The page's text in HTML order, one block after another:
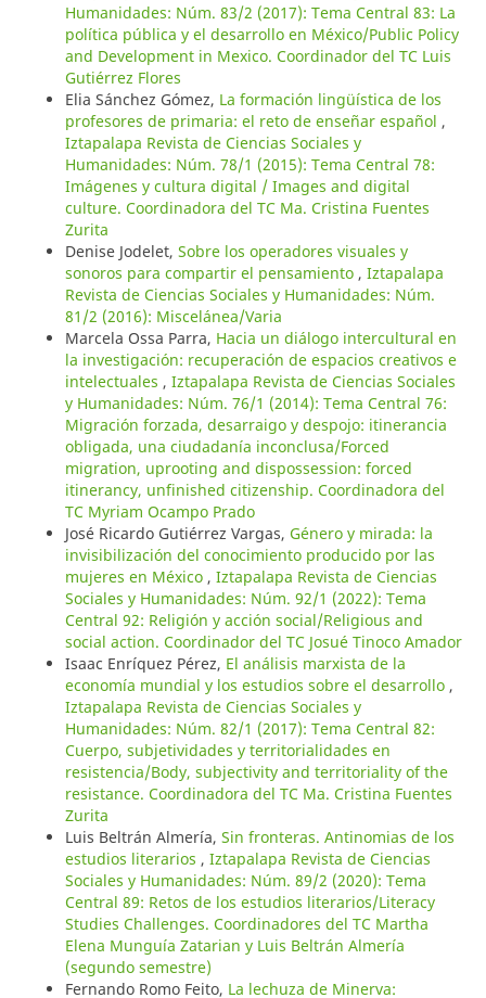
Humanidades: Núm. 83/2 (2017): Tema Central 83: La
política pública y el desarrollo en México/Public Policy
and Development in Mexico. Coordinador del TC Luis
Gutiérrez Flores
Elia Sánchez Gómez, La formación lingüística de los
profesores de primaria: el reto de enseñar español ,
Iztapalapa Revista de Ciencias Sociales y
Humanidades: Núm. 78/1 (2015): Tema Central 78:
Imágenes y cultura digital / Images and digital
culture. Coordinadora del TC Ma. Cristina Fuentes
Zurita
Denise Jodelet, Sobre los operadores visuales y
sonoros para compartir el pensamiento , Iztapalapa
Revista de Ciencias Sociales y Humanidades: Núm.
81/2 (2016): Miscelánea/Varia
Marcela Ossa Parra, Hacia un diálogo intercultural en
la investigación: recuperación de espacios creativos e
intelectuales , Iztapalapa Revista de Ciencias Sociales
y Humanidades: Núm. 76/1 (2014): Tema Central 76:
Migración forzada, desarraigo y despojo: itinerancia
obligada, una ciudadanía inconclusa/Forced
migration, uprooting and dispossession: forced
itinerancy, unfinished citizenship. Coordinadora del
TC Myriam Ocampo Prado
José Ricardo Gutiérrez Vargas, Género y mirada: la
invisibilización del conocimiento producido por las
mujeres en México , Iztapalapa Revista de Ciencias
Sociales y Humanidades: Núm. 92/1 (2022): Tema
Central 92: Religión y acción social/Religious and
social action. Coordinador del TC Josué Tinoco Amador
Isaac Enríquez Pérez, El análisis marxista de la
economía mundial y los estudios sobre el desarrollo ,
Iztapalapa Revista de Ciencias Sociales y
Humanidades: Núm. 82/1 (2017): Tema Central 82:
Cuerpo, subjetividades y territorialidades en
resistencia/Body, subjectivity and territoriality of the
resistance. Coordinadora del TC Ma. Cristina Fuentes
Zurita
Luis Beltrán Almería, Sin fronteras. Antinomias de los
estudios literarios , Iztapalapa Revista de Ciencias
Sociales y Humanidades: Núm. 89/2 (2020): Tema
Central 89: Retos de los estudios literarios/Literacy
Studies Challenges. Coordinadores del TC Martha
Elena Munguía Zatarian y Luis Beltrán Almería
(segundo semestre)
Fernando Romo Feito, La lechuza de Minerva: